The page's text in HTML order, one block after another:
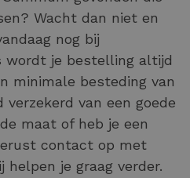
Wacht dan niet en
nog bij
wordt je bestelling altijd
minimale besteding van
van een goede
maat of heb je een
contact op met
helpen je graag verder.